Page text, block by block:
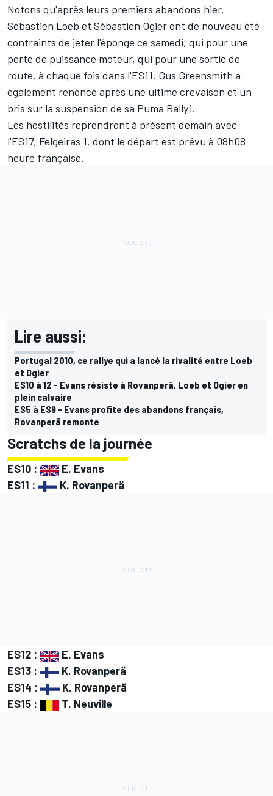
Notons qu'après leurs premiers abandons hier,
Sébastien Loeb et Sébastien Ogieront de nouveau été
contraints de jeter l'éponge ce samedi, qui pour une
perte de puissance moteur, qui pour une sortie de
route, à chaque fois dans l'ES11. Gus Greensmith a
également renoncé après une ultime crevaison et un
bris sur la suspension de sa Puma Rally1.
Les hostilités reprendront à présent demain avec
l'ES17, Felgeiras 1, dont le départ est prévu à 08h08
heure française.
Lire aussi:
Portugal 2010, ce rallye qui a lancé la rivalité entre Loeb
et Ogier
ES10 à 12 - Evans résiste à Rovanperä, Loeb et Ogier en
plein calvaire
ES5 à ES9 - Evans profite des abandons français,
Rovanperä remonte
Scratchs de la journée
ES10 :
E. Evans
ES11 :
K. Rovanperä
ES12 :
E. Evans
ES13 :
K. Rovanperä
ES14 :
K. Rovanperä
ES15 :
T. Neuville